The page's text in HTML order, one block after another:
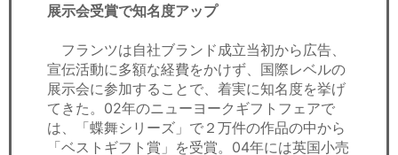
展示会受賞で知名度アップ
フランツは自社ブランド成立当初から広告、
宣伝活動に多額な経費をかけず、国際レベルの
展示会に参加することで、着実に知名度を挙げ
てきた。02年のニューヨークギフトフェアで
は、「蝶舞シリーズ」で２万件の作品の中から
「ベストギフト賞」を受賞。04年には英国小売